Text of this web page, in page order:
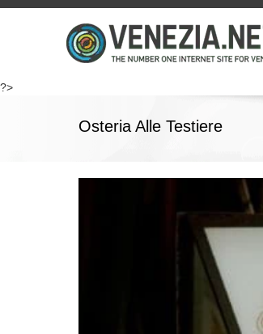
?>
Osteria Alle Testiere